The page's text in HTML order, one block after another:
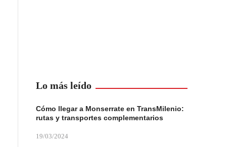
Lo más leído
Cómo llegar a Monserrate en TransMilenio:
rutas y transportes complementarios
19/03/2024